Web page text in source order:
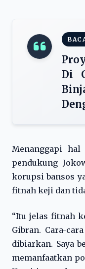
Di
Menanggapi
pendukung
korupsi bansos
fitnah keji dan
“Itu jelas fitnah
Gibran. Cara-
dibiarkan. Saya
memanfaatkan